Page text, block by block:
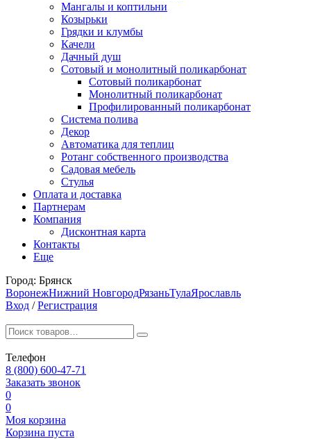
Мангалы и коптильни
Козырьки
Грядки и клумбы
Качели
Дачный душ
Сотовый и монолитный поликарбонат
Сотовый поликарбонат
Монолитный поликарбонат
Профилированный поликарбонат
Система полива
Декор
Автоматика для теплиц
Ротанг собственного производства
Садовая мебель
Стулья
Оплата и доставка
Партнерам
Компания
Дисконтная карта
Контакты
Еще
Город: Брянск
ВоронежНижний НовгородРязаньТулаЯрославль
Вход / Регистрация
Телефон
8 (800) 600-47-71
Заказать звонок
0
0
Моя корзина
Корзина пуста